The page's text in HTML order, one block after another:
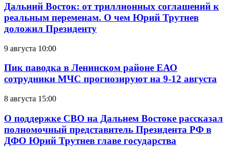
Дальний Восток: от триллионных соглашений к
реальным переменам. О чем Юрий Трутнев
доложил Президенту
9 августа 10:00
Пик паводка в Ленинском районе ЕАО
сотрудники МЧС прогнозируют на 9-12 августа
8 августа 15:00
О поддержке СВО на Дальнем Востоке рассказал
полномочный представитель Президента РФ в
ДФО Юрий Трутнев главе государства